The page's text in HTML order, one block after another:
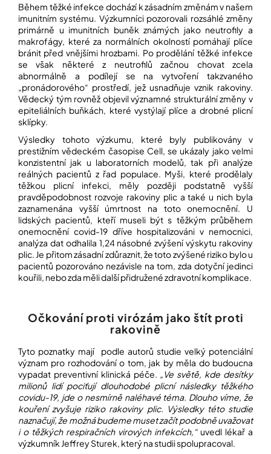
Během těžké infekce dochází k zásadním změnám v našem
imunitním systému. Výzkumníci pozorovali rozsáhlé změny
primárně u imunitních buněk známých jako neutrofily a
makrofágy, které za normálních okolností pomáhají plíce
bránit před vnějšími hrozbami. Po prodělání těžké infekce
se však některé z neutrofilů začnou chovat zcela
abnormálně a podílejí se na vytvoření takzvaného
„pronádorového“ prostředí, jež usnadňuje vznik rakoviny.
Vědecký tým rovněž objevil významné strukturální změny v
epiteliálních buňkách, které vystýlají plíce a drobné plicní
sklípky.
Výsledky tohoto výzkumu, které byly publikovány v
prestižním vědeckém časopise Cell, se ukázaly jako velmi
konzistentní jak u laboratorních modelů, tak při analýze
reálných pacientů z řad populace. Myši, které prodělaly
těžkou plicní infekci, měly později podstatně vyšší
pravděpodobnost rozvoje rakoviny plic a také u nich byla
zaznamenána vyšší úmrtnost na toto onemocnění. U
lidských pacientů, kteří museli být s těžkým průběhem
onemocnění covid-19 dříve hospitalizováni v nemocnici,
analýza dat odhalila 1,24 násobné zvýšení výskytu rakoviny
plic. Je přitom zásadní zdůraznit, že toto zvýšené riziko bylo u
pacientů pozorováno nezávisle na tom, zda dotyční jedinci
kouřili, nebo zda měli další přidružené zdravotní komplikace.
Očkování proti virózám jako štít proti
rakovině
Tyto poznatky mají podle autorů studie velký potenciální
význam pro rozhodování o tom, jak by měla do budoucna
vypadat preventivní klinická péče. „Ve světě, kde desítky
milionů lidí pociťují dlouhodobé plicní následky těžkého
covidu-19, jde o nesmírně naléhavé téma. Dlouho víme, že
kouření zvyšuje riziko rakoviny plic. Výsledky této studie
naznačují, že možná budeme muset začít podobně uvažovat
i o těžkých respiračních virových infekcích,“ uvedl lékař a
výzkumník Jeffrey Sturek, který na studii spolupracoval.